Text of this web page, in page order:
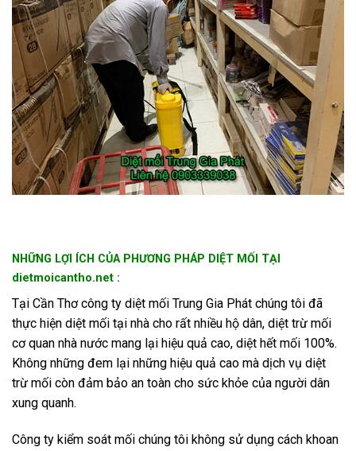
NHỮNG LỢI ÍCH CỦA PHƯƠNG PHÁP DIỆT MỐI TẠI
dietmoicantho.net :
Tại Cần Thơ công ty diệt mối Trung Gia Phát chúng tôi đã
thực hiện diệt mối tại nhà cho rất nhiều hộ dân, diệt trừ mối
cơ quan nhà nước mang lại hiệu quả cao, diệt hết mối 100%.
Không những đem lại những hiệu quả cao mà dịch vụ diệt
trừ mối còn đảm bảo an toàn cho sức khỏe của người dân
xung quanh.
Công ty kiểm soát mối chúng tôi không sử dụng cách khoan